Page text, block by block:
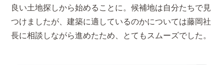
良い土地探しから始めることに。候補地は自分たちで見
つけましたが、建築に適しているのかについては藤岡社
長に相談しながら進めたため、とてもスムーズでした。